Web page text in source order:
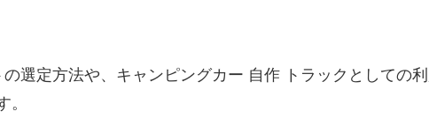
選定方法や、キャンピングカー 自作 トラックとしての